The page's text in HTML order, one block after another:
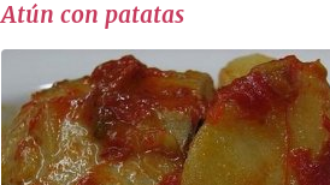
Atún con patatas